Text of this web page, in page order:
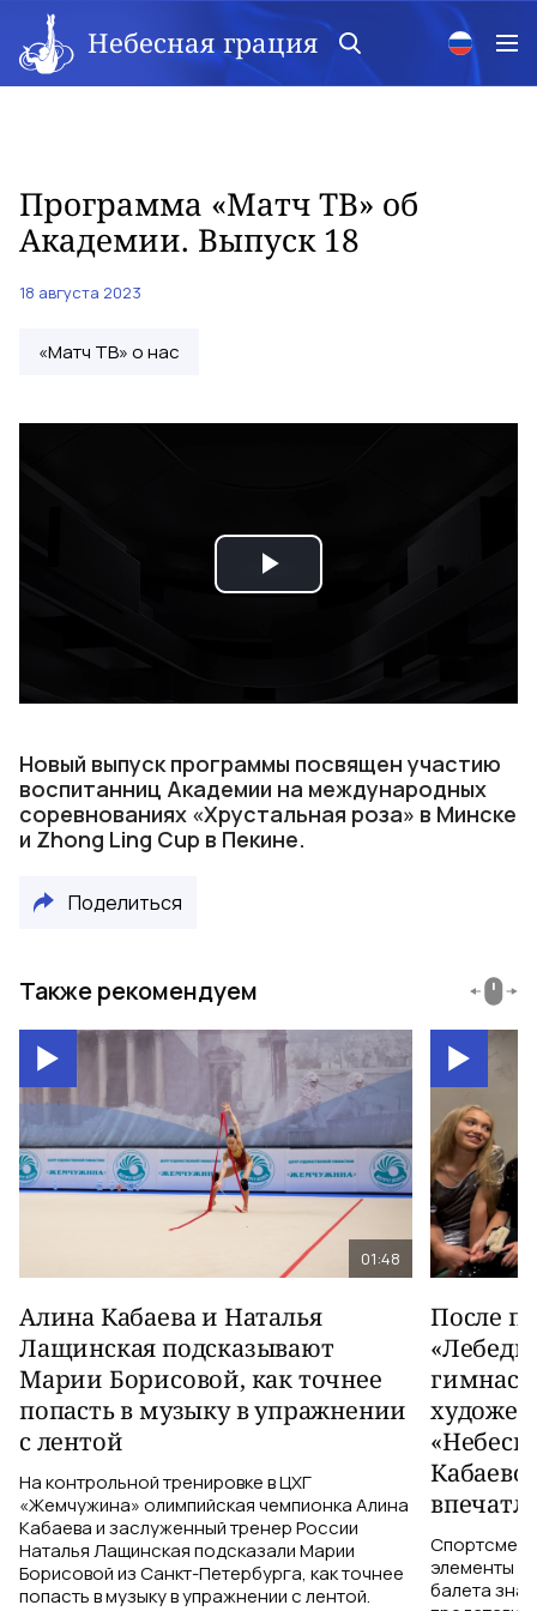
Небесная грация
Программа «Матч ТВ» об
Академии. Выпуск 18
18 августа 2023
«Матч ТВ» о нас
Play
Новый выпуск программы посвящен участию
воспитанниц Академии на международных
соревнованиях «Хрустальная роза» в Минске
и Zhong Ling Cup в Пекине.
Поделиться
Также рекомендуем
01:48
Алина Кабаева и Наталья
Лащинская подсказывают
Марии Борисовой, как точнее
попасть в музыку в упражнении
с лентой
На контрольной тренировке в ЦХГ
«Жемчужина» олимпийская чемпионка Алина
Кабаева и заслуженный тренер России
Наталья Лащинская подсказали Марии
Борисовой из Санкт-Петербурга, как точнее
попасть в музыку в упражнении с лентой.
После
элементы
балета